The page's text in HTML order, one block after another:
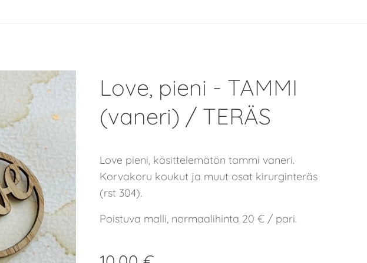
Love, pieni - TAMMI
(vaneri) / TERÄS
Love pieni, käsittelemätön tammi vaneri.
Korvakoru koukut ja muut osat kirurginteräs
(rst 304).
Poistuva malli, normaalihinta 20 € / pari.